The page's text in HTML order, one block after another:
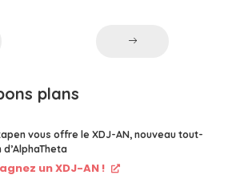
plans
vous offre le XDJ-AN, nouveau tout-
d’AlphaTheta
un XDJ-AN !